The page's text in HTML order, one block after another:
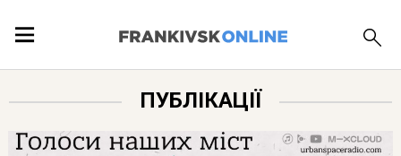
ЛОКАЦІЇ
ПУБЛІКАЦІЇ